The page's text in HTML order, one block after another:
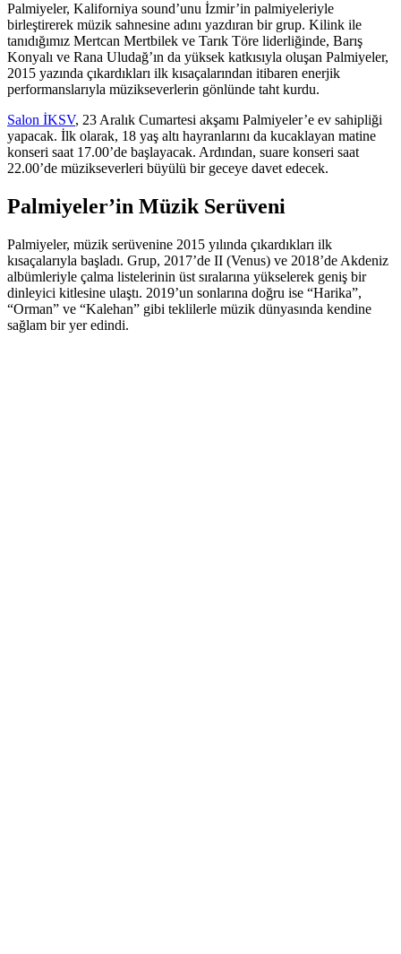
Palmiyeler, Kaliforniya sound’unu İzmir’in palmiyeleriyle
birleştirerek müzik sahnesine adını yazdıran bir grup. Kilink ile
tanıdığımız Mertcan Mertbilek ve Tarık Töre liderliğinde, Barış
Konyalı ve Rana Uludağ’ın da yüksek katkısıyla oluşan Palmiyeler,
2015 yazında çıkardıkları ilk kısaçalarından itibaren enerjik
performanslarıyla müzikseverlerin gönlünde taht kurdu.
Salon İKSV, 23 Aralık Cumartesi akşamı Palmiyeler’e ev sahipliği
yapacak. İlk olarak, 18 yaş altı hayranlarını da kucaklayan matine
konseri saat 17.00’de başlayacak. Ardından, suare konseri saat
22.00’de müzikseverleri büyülü bir geceye davet edecek.
Palmiyeler’in Müzik Serüveni
Palmiyeler, müzik serüvenine 2015 yılında çıkardıkları ilk
kısaçalarıyla başladı. Grup, 2017’de II (Venus) ve 2018’de Akdeniz
albümleriyle çalma listelerinin üst sıralarına yükselerek geniş bir
dinleyici kitlesine ulaştı. 2019’un sonlarına doğru ise “Harika”,
“Orman” ve “Kalehan” gibi teklilerle müzik dünyasında kendine
sağlam bir yer edindi.